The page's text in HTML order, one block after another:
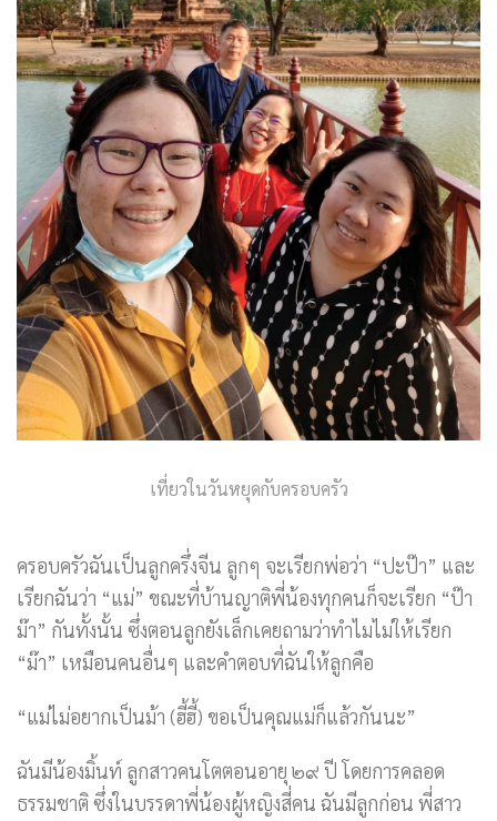
เที่ยวในวันหยุดกับครอบครัว
ครอบครัวฉันเป็นลูกครึ่งจีน ลูกๆ จะเรียกพ่อว่า “ปะป๊า” และ
เรียกฉันว่า “แม่” ขณะที่บ้านญาติพี่น้องทุกคนก็จะเรียก “ป๊า
ม๊า” กันทั้งนั้น ซึ่งตอนลูกยังเล็กเคยถามว่าทำไมไม่ให้เรียก
“ม๊า” เหมือนคนอื่นๆ และคำตอบที่ฉันให้ลูกคือ
“แม่ไม่อยากเป็นม้า (ฮี้ฮี้) ขอเป็นคุณแม่ก็แล้วกันนะ”
ฉันมีน้องมิ้นท์ ลูกสาวคนโตตอนอายุ ๒๙ ปี โดยการคลอด
ธรรมชาติ ซึ่งในบรรดาพี่น้องผู้หญิงสี่คน ฉันมีลูกก่อน พี่สาว